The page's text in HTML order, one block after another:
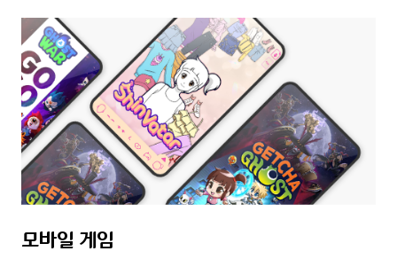
모바일 게임